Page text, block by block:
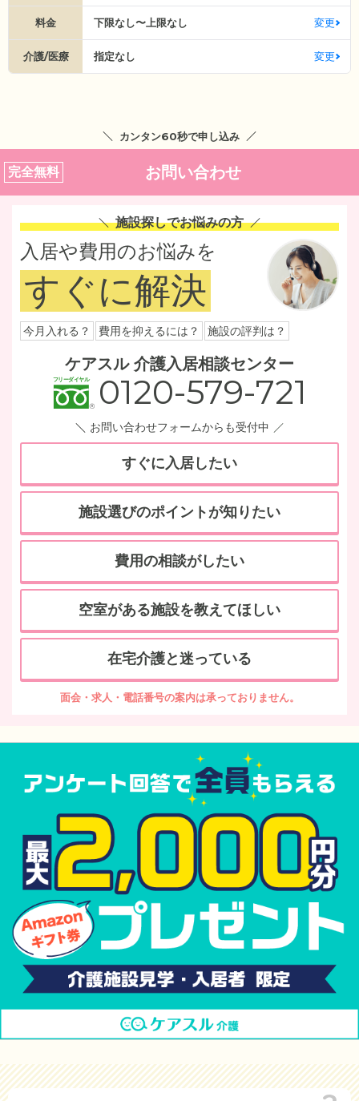
料金 下限なし〜上限なし 変更
介護/医療 指定なし 変更
カンタン60秒で申し込み
完全無料 お問い合わせ
施設探しでお悩みの方
入居や費用のお悩みを
すぐに解決
今月入れる？ 費用を抑えるには？ 施設の評判は？
ケアスル 介護入居相談センター
0120-579-721
お問い合わせフォームからも受付中
すぐに入居したい
施設選びのポイントが知りたい
費用の相談がしたい
空室がある施設を教えてほしい
在宅介護と迷っている
面会・求人・電話番号の案内は承っておりません。